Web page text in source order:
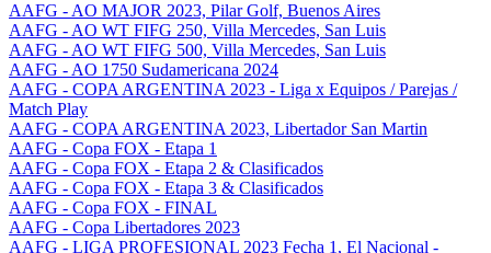
AAFG - AO MAJOR 2023, Pilar Golf, Buenos Aires
AAFG - AO WT FIFG 250, Villa Mercedes, San Luis
AAFG - AO WT FIFG 500, Villa Mercedes, San Luis
AAFG - AO 1750 Sudamericana 2024
AAFG - COPA ARGENTINA 2023 - Liga x Equipos / Parejas /
Match Play
AAFG - COPA ARGENTINA 2023, Libertador San Martin
AAFG - Copa FOX - Etapa 1
AAFG - Copa FOX - Etapa 2 & Clasificados
AAFG - Copa FOX - Etapa 3 & Clasificados
AAFG - Copa FOX - FINAL
AAFG - Copa Libertadores 2023
AAFG - LIGA PROFESIONAL 2023 Fecha 1, El Nacional -